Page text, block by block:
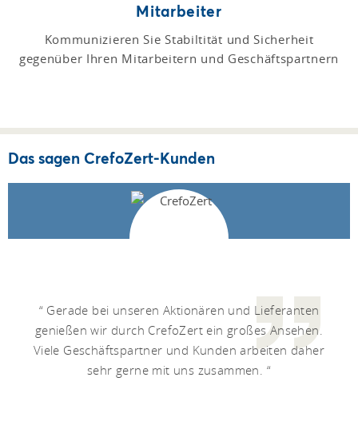
Mitarbeiter
Kommunizieren Sie Stabiltität und Sicherheit
gegenüber Ihren Mitarbeitern und Geschäftspartnern
Das sagen CrefoZert-Kunden
Gerade bei unseren Aktionären und Lieferanten
genießen wir durch CrefoZert ein großes Ansehen.
Viele Geschäftspartner und Kunden arbeiten daher
sehr gerne mit uns zusammen.